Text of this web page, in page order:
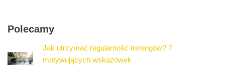
Polecamy
Jak utrzymać regularność treningów? 7
motywujących wskazówek